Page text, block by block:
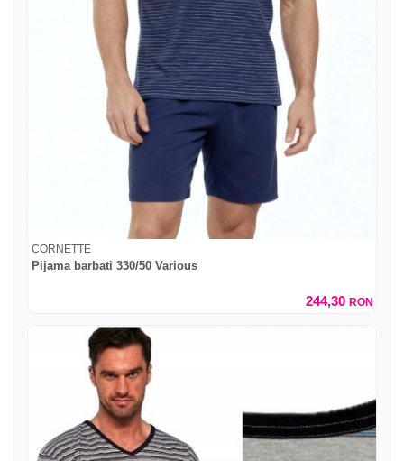
CORNETTE
Pijama barbati 330/50 Various
244,30 RON